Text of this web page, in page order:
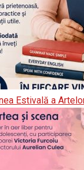
Estivală a